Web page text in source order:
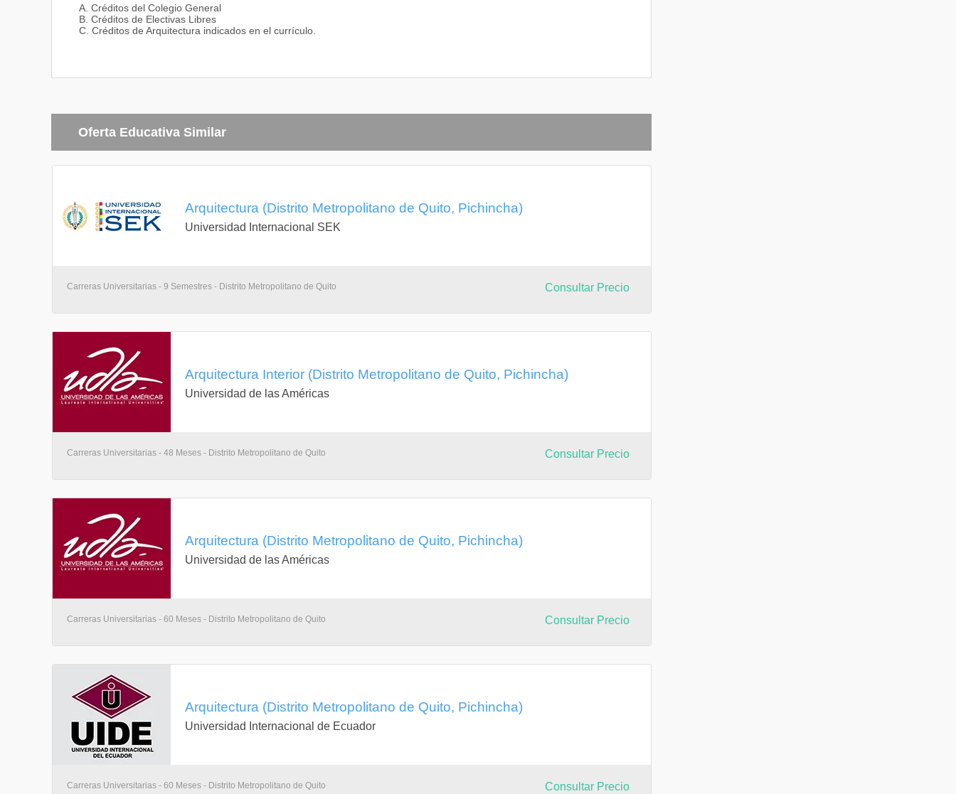
A. Créditos del Colegio General
B. Créditos de Electivas Libres
C. Créditos de Arquitectura indicados en el currículo.
Oferta Educativa Similar
Arquitectura (Distrito Metropolitano de Quito, Pichincha)
Universidad Internacional SEK
Carreras Universitarias - 9 Semestres - Distrito Metropolitano de Quito Consultar Precio
Arquitectura Interior (Distrito Metropolitano de Quito, Pichincha)
Universidad de las Américas
Carreras Universitarias - 48 Meses - Distrito Metropolitano de Quito Consultar Precio
Arquitectura (Distrito Metropolitano de Quito, Pichincha)
Universidad de las Américas
Carreras Universitarias - 60 Meses - Distrito Metropolitano de Quito Consultar Precio
Arquitectura (Distrito Metropolitano de Quito, Pichincha)
Universidad Internacional de Ecuador
Carreras Universitarias - 60 Meses - Distrito Metropolitano de Quito Consultar Precio